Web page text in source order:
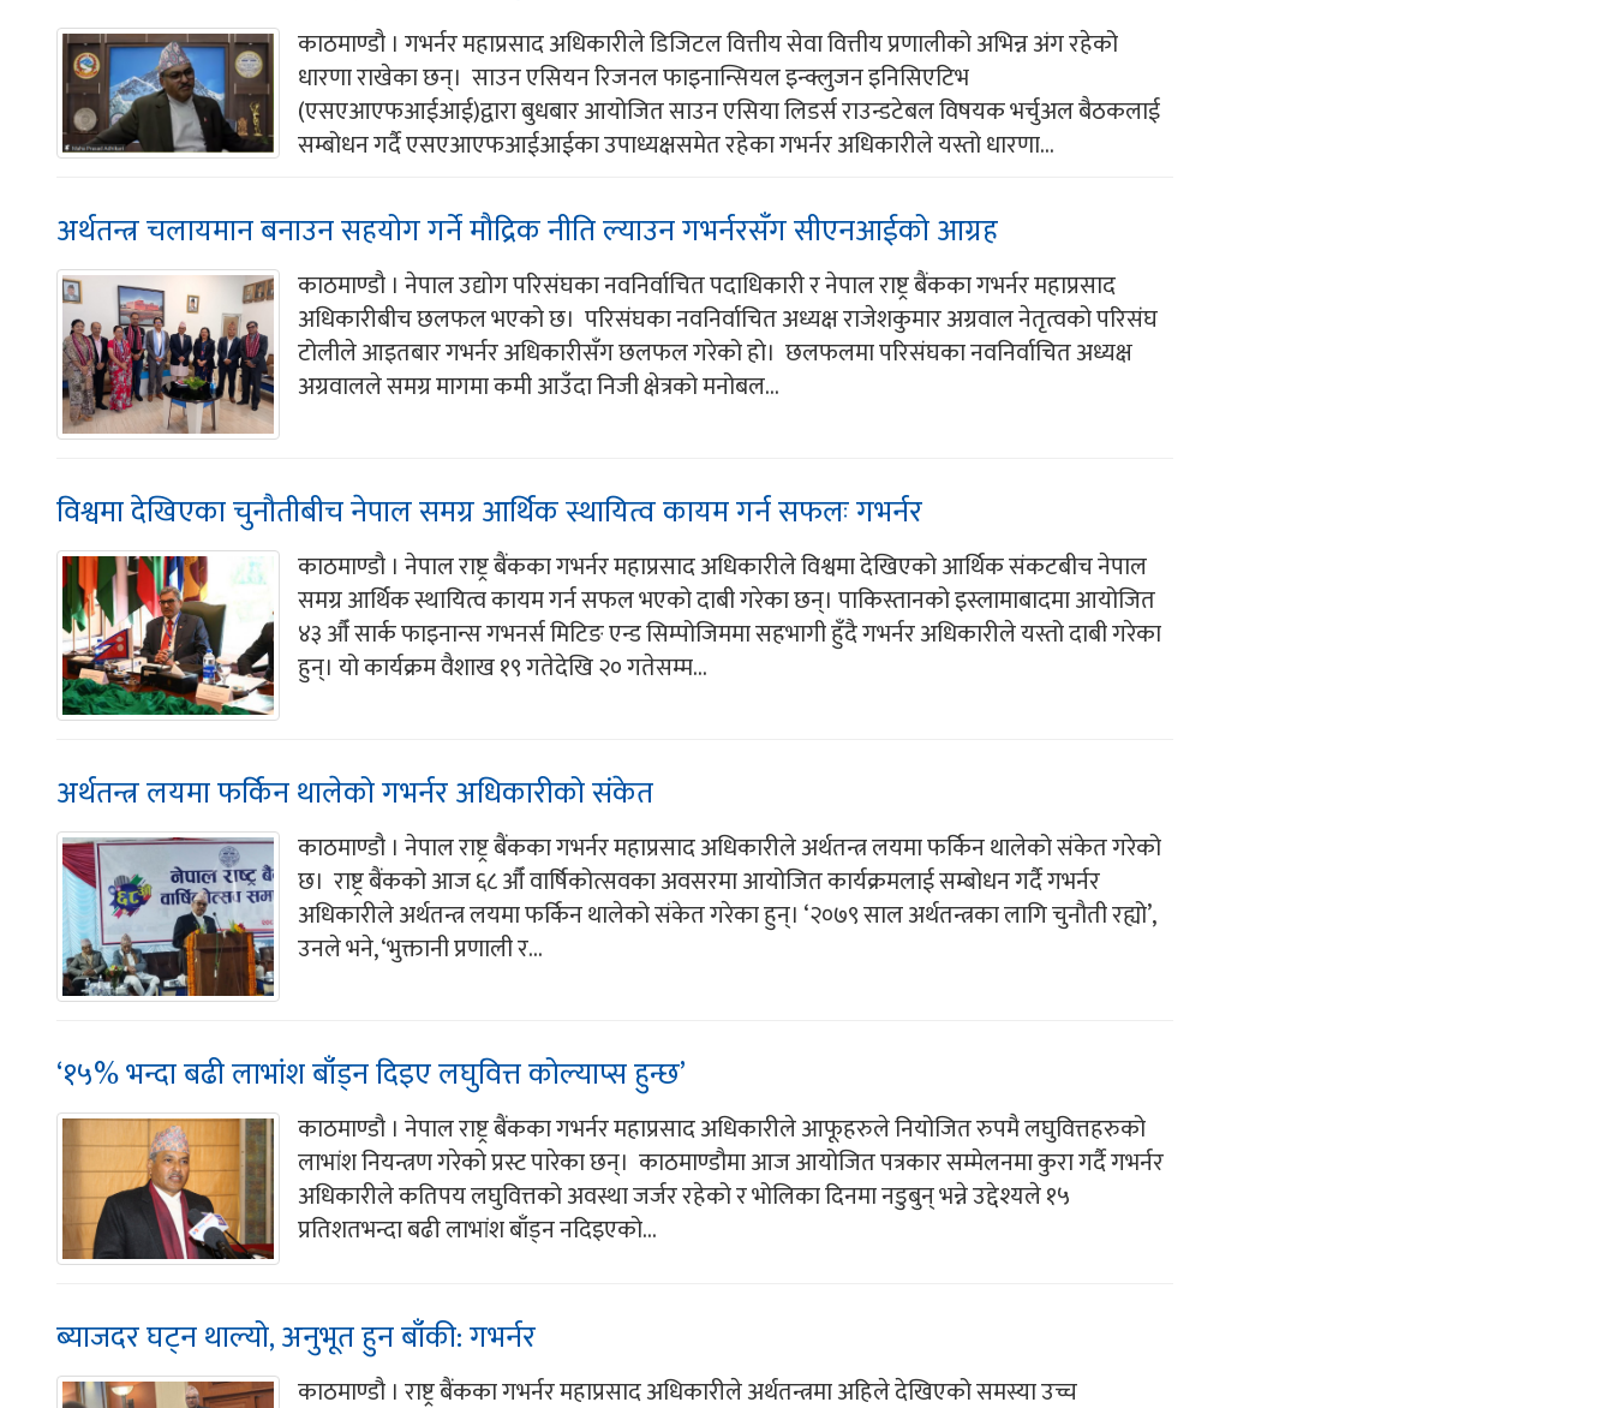
काठमाण्डौ । गभर्नर महाप्रसाद अधिकारीले डिजिटल वित्तीय सेवा वित्तीय प्रणालीको अभिन्न अंग रहेको
धारणा राखेका छन्। साउन एसियन रिजनल फाइनान्सियल इन्क्लुजन इनिसिएटिभ
(एसएआएफआईआई)द्वारा बुधबार आयोजित साउन एसिया लिडर्स राउन्डटेबल विषयक भर्चुअल बैठकलाई
सम्बोधन गर्दै एसएआएफआईआईका उपाध्यक्षसमेत रहेका गभर्नर अधिकारीले यस्तो धारणा...
अर्थतन्त्र चलायमान बनाउन सहयोग गर्ने मौद्रिक नीति ल्याउन गभर्नरसँग सीएनआईको आग्रह
काठमाण्डौ । नेपाल उद्योग परिसंघका नवनिर्वाचित पदाधिकारी र नेपाल राष्ट्र बैंकका गभर्नर महाप्रसाद
अधिकारीबीच छलफल भएको छ। परिसंघका नवनिर्वाचित अध्यक्ष राजेशकुमार अग्रवाल नेतृत्वको परिसंघ
टोलीले आइतबार गभर्नर अधिकारीसँग छलफल गरेको हो। छलफलमा परिसंघका नवनिर्वाचित अध्यक्ष
अग्रवालले समग्र मागमा कमी आउँदा निजी क्षेत्रको मनोबल...
विश्वमा देखिएका चुनौतीबीच नेपाल समग्र आर्थिक स्थायित्व कायम गर्न सफलः गभर्नर
काठमाण्डौ । नेपाल राष्ट्र बैंकका गभर्नर महाप्रसाद अधिकारीले विश्वमा देखिएको आर्थिक संकटबीच नेपाल
समग्र आर्थिक स्थायित्व कायम गर्न सफल भएको दाबी गरेका छन्। पाकिस्तानको इस्लामाबादमा आयोजित
४३ औँ सार्क फाइनान्स गभनर्स मिटिङ एन्ड सिम्पोजिममा सहभागी हुँदै गभर्नर अधिकारीले यस्तो दाबी गरेका
हुन्। यो कार्यक्रम वैशाख १९ गतेदेखि २० गतेसम्म...
अर्थतन्त्र लयमा फर्किन थालेको गभर्नर अधिकारीको संकेत
काठमाण्डौ । नेपाल राष्ट्र बैंकका गभर्नर महाप्रसाद अधिकारीले अर्थतन्त्र लयमा फर्किन थालेको संकेत गरेको
छ। राष्ट्र बैंकको आज ६८ औँ वार्षिकोत्सवका अवसरमा आयोजित कार्यक्रमलाई सम्बोधन गर्दै गभर्नर
अधिकारीले अर्थतन्त्र लयमा फर्किन थालेको संकेत गरेका हुन्। ‘२०७९ साल अर्थतन्त्रका लागि चुनौती रह्यो’,
उनले भने, ‘भुक्तानी प्रणाली र...
‘१५% भन्दा बढी लाभांश बाँड्न दिइए लघुवित्त कोल्याप्स हुन्छ’
काठमाण्डौ । नेपाल राष्ट्र बैंकका गभर्नर महाप्रसाद अधिकारीले आफूहरुले नियोजित रुपमै लघुवित्तहरुको
लाभांश नियन्त्रण गरेको प्रस्ट पारेका छन्। काठमाण्डौमा आज आयोजित पत्रकार सम्मेलनमा कुरा गर्दै गभर्नर
अधिकारीले कतिपय लघुवित्तको अवस्था जर्जर रहेको र भोलिका दिनमा नडुबुन् भन्ने उद्देश्यले १५
प्रतिशतभन्दा बढी लाभांश बाँड्न नदिइएको...
ब्याजदर घट्न थाल्यो, अनुभूत हुन बाँकी: गभर्नर
काठमाण्डौ । राष्ट्र बैंकका गभर्नर महाप्रसाद अधिकारीले अर्थतन्त्रमा अहिले देखिएको समस्या उच्च